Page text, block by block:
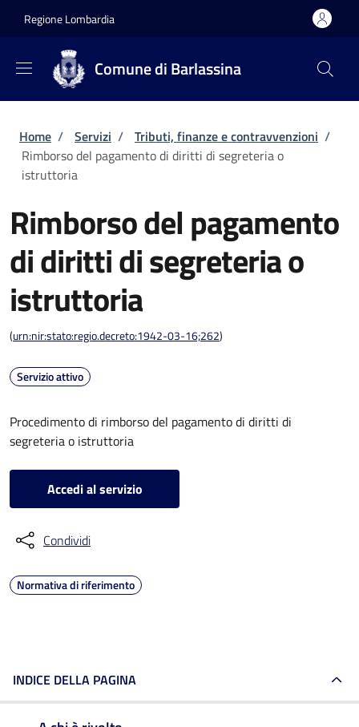
Regione Lombardia
Comune di Barlassina
Briciole di pane
Home / Servizi / Tributi, finanze e contravvenzioni /
Rimborso del pagamento di diritti di segreteria o
istruttoria
Rimborso del pagamento
di diritti di segreteria o
istruttoria
(urn:nir:stato:regio.decreto:1942-03-16;262)
Servizio attivo
Procedimento di rimborso del pagamento di diritti di
segreteria o istruttoria
Accedi al servizio
Condividi
Normativa di riferimento
INDICE DELLA PAGINA